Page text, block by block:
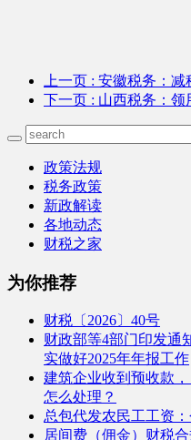
上一页 : 安徽税务：减
下一页 : 山西税务：领
政策法规
税务政策
新政解读
各地动态
财税之家
为你推荐
财税〔2026〕40号
财政部等4部门印发通
实做好2025年年报工作
建筑企业收到预收款
怎么处理？
总包代发农民工工资
居间费（佣金）财税